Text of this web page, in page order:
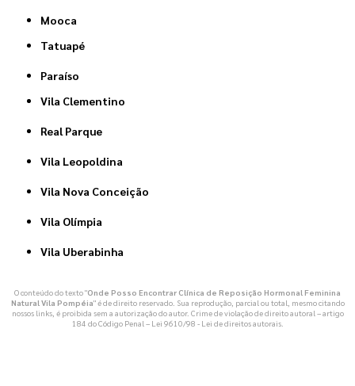
Mooca
Tatuapé
Paraíso
Vila Clementino
Real Parque
Vila Leopoldina
Vila Nova Conceição
Vila Olímpia
Vila Uberabinha
O conteúdo do texto "Onde Posso Encontrar Clínica de Reposição Hormonal Feminina
Natural Vila Pompéia" é de direito reservado. Sua reprodução, parcial ou total, mesmo citando
nossos links, é proibida sem a autorização do autor. Crime de violação de direito autoral – artigo
184 do Código Penal – Lei 9610/98 - Lei de direitos autorais.